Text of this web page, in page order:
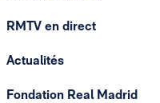
RMTV en direct
Actualités
Fondation Real Madrid